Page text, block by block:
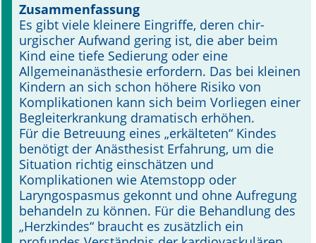
Supplements OrphanAnesthesia
Online First
A&I English
Mediadaten
Autoren-Service
Bestell-Service
Stellenmarkt
Kongresskalender
Zusammenfassung
Es gibt viele kleinere Eingriffe, deren chir­
urgischer Aufwand gering ist, die aber beim
Kind eine tiefe Sedierung oder eine
Allgemeinanästhesie erfordern. Das bei kleinen
Kindern an sich schon höhere Risiko von
Komplikationen kann sich beim Vorliegen einer
Begleiterkrankung dramatisch erhöhen.
Für die Betreuung eines „erkälteten“ Kindes
benötigt der Anästhesist Erfahrung, um die
Situation richtig einschätzen und
Komplikationen wie Atemstopp oder
Laryngospasmus gekonnt und ohne Aufregung
behandeln zu können. Für die Behandlung des
„Herzkindes“ braucht es zusätzlich ein